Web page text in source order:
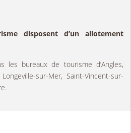
disposent d’un allotement
les bureaux de tourisme d’Angles,
sur-Mer, Saint-Vincent-sur-